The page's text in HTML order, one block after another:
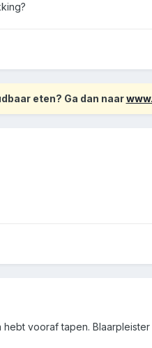
eten? Ga dan naar
vooraf tapen.